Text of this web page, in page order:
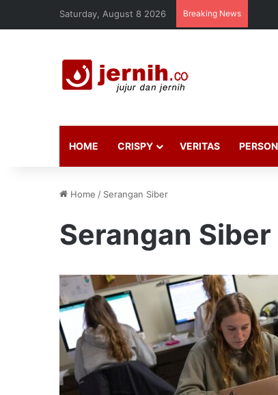
Saturday, August 8 2026 Breaking News
HOME CRISPY VERITAS
Home / Serangan Siber
Serangan Siber